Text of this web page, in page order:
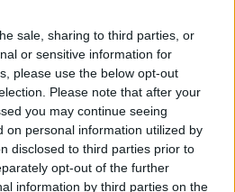
sale, sharing to third parties, or
or sensitive information for
please use the below opt-out
Please note that after your
you may continue seeing
on personal information utilized by
disclosed to third parties prior to
opt-out of the further
information by third parties on the
lisäksi
on hyvä löytyä myös
allekirjoituksetsekä
toteuttamistavasta.
mallin löydät Finago